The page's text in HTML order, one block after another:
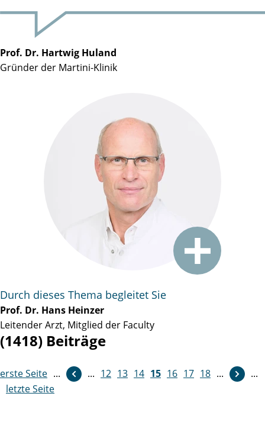
Prof. Dr. Hartwig Huland
Gründer der Martini-Klinik
Durch dieses Thema begleitet Sie
Prof. Dr. Hans Heinzer
Leitender Arzt, Mitglied der Faculty
(1418) Beiträge
erste Seite ... ... 12 13 14 15 16 17 18 ...
weiter
...
letzte Seite